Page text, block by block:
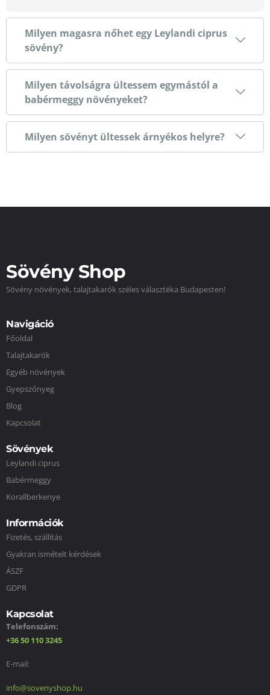
Milyen magasra nőhet egy Leylandi ciprus
sövény?
Milyen távolságra ültessem egymástól a
babérmeggy növényeket?
Milyen sövényt ültessek árnyékos helyre?
Sövény Shop
Sövény növények, talajtakarók széles választéka Budapesten!
Navigáció
Főoldal
Talajtakarók
Egyéb növények
Gyepszőnyeg
Blog
Kapcsolat
Sövények
Leylandi ciprus
Babérmeggy
Korallberkenye
Információk
Fizetés, szállítás
Gyakran ismételt kérdések
ÁSZF
GDPR
Kapcsolat
Telefonszám:
+36 50 110 3245
E-mail:
info@sovenyshop.hu